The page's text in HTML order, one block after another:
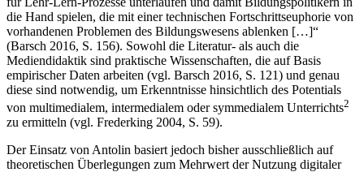
für Lehr-Lern-Prozesse unterlaufen und damit Bildungspolitikern in
die Hand spielen, die mit einer technischen Fortschrittseuphorie von
vorhandenen Problemen des Bildungswesens ablenken […]“
(Barsch2016, S. 156). Sowohl die Literatur- als auch die
Mediendidaktik sind praktische Wissenschaften, die auf Basis
empirischer Daten arbeiten (vgl. Barsch2016, S. 121) und genau
diese sind notwendig, um Erkenntnisse hinsichtlich des Potentials
von multimedialem, intermedialem oder symmedialem Unterrichts
Der Einsatz von Antolin basiert jedoch bisher ausschließlich auf